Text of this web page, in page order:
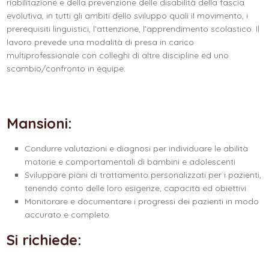
riabilitazione e della prevenzione delle disabilità della fascia
evolutiva, in tutti gli ambiti dello sviluppo quali il movimento, i
prerequisiti linguistici, l’attenzione, l’apprendimento scolastico. Il
lavoro prevede una modalità di presa in carico
multiprofessionale con colleghi di altre discipline ed uno
scambio/confronto in équipe.
Mansioni:
Condurre valutazioni e diagnosi per individuare le abilità
motorie e comportamentali di bambini e adolescenti
Sviluppare piani di trattamento personalizzati per i pazienti,
tenendo conto delle loro esigenze, capacità ed obiettivi
Monitorare e documentare i progressi dei pazienti in modo
accurato e completo
Si richiede: